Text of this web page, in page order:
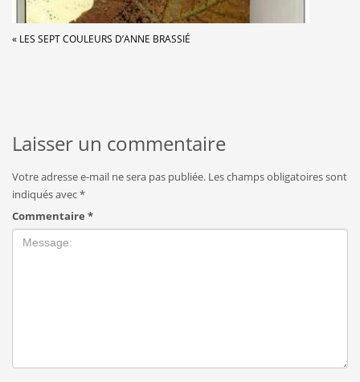
« LES SEPT COULEURS D’ANNE BRASSIÉ
Laisser un commentaire
Votre adresse e-mail ne sera pas publiée. Les champs obligatoires sont
indiqués avec*
Commentaire *